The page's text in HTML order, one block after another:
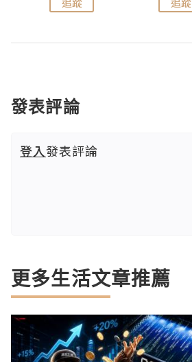
發表評論
登入發表評論
更多生活文章推薦